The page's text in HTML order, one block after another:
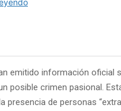
emitido información oficial
posible crimen pasional.
presencia de personas